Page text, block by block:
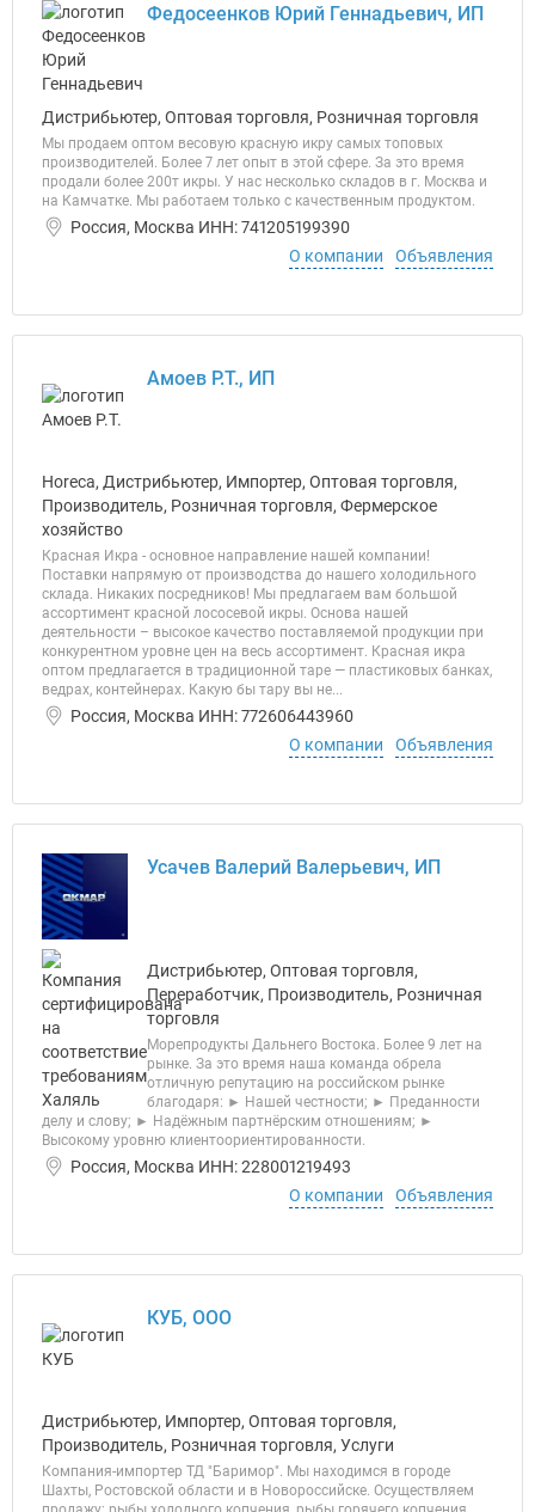
Федосеенков Юрий Геннадьевич, ИП
Дистрибьютер, Оптовая торговля, Розничная торговля
Мы продаем оптом весовую красную икру самых топовых
производителей. Более 7 лет опыт в этой сфере. За это время
продали более 200т икры. У нас несколько складов в г. Москва и
на Камчатке. Мы работаем только с качественным продуктом.
Россия, Москва ИНН: 741205199390
О компании
Объявления
Амоев Р.Т., ИП
Horeca, Дистрибьютер, Импортер, Оптовая торговля,
Производитель, Розничная торговля, Фермерское
хозяйство
Красная Икра - основное направление нашей компании!
Поставки напрямую от производства до нашего холодильного
склада. Никаких посредников! Мы предлагаем вам большой
ассортимент красной лососевой икры. Основа нашей
деятельности – высокое качество поставляемой продукции при
конкурентном уровне цен на весь ассортимент. Красная икра
оптом предлагается в традиционной таре — пластиковых банках,
ведрах, контейнерах. Какую бы тару вы не...
Россия, Москва ИНН: 772606443960
О компании
Объявления
Усачев Валерий Валерьевич, ИП
Дистрибьютер, Оптовая торговля,
Переработчик, Производитель, Розничная
торговля
Морепродукты Дальнего Востока. Более 9 лет на
рынке. За это время наша команда обрела
отличную репутацию на российском рынке
благодаря: ► Нашей честности; ► Преданности
делу и слову; ► Надёжным партнёрским отношениям; ►
Высокому уровню клиентоориентированности.
Россия, Москва ИНН: 228001219493
О компании
Объявления
КУБ, ООО
Дистрибьютер, Импортер, Оптовая торговля,
Производитель, Розничная торговля, Услуги
Компания-импортер ТД "Баримор". Мы находимся в городе
Шахты, Ростовской области и в Новороссийске. Осуществляем